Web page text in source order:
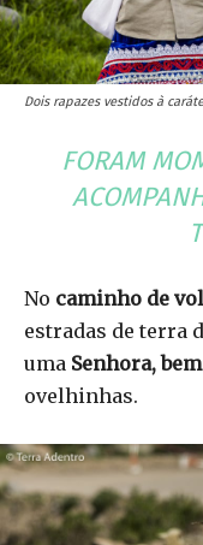
Dois rapazes vestidos à
FORAM
No caminho de
estradas de terra
uma Senhora,
ovelhinhas.